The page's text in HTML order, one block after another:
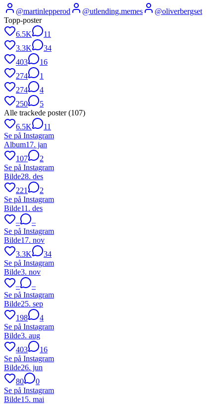
@martinlepperod @utlending.memes @oliverbergset
Topp-poster
6.5K
11
3.3K
34
403
16
274
1
274
4
250
5
Alle trackede poster (107)
6.5K
11
Se på Instagram
Album17. jan
107
2
Se på Instagram
Bilde28. des
221
2
Se på Instagram
Bilde11. des
–
–
Se på Instagram
Bilde17. nov
3.3K
34
Se på Instagram
Bilde3. nov
–
–
Se på Instagram
Bilde25. sep
198
4
Se på Instagram
Bilde3. aug
403
16
Se på Instagram
Bilde26. jun
80
0
Se på Instagram
Bilde15. mai